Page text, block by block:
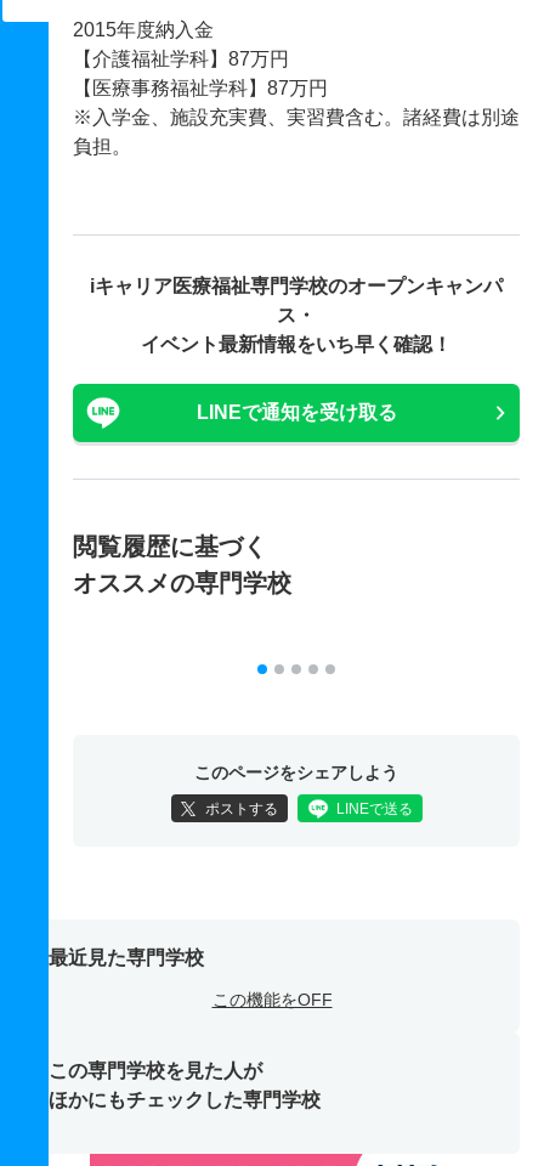
2015年度納入金
【介護福祉学科】87万円
【医療事務福祉学科】87万円
※入学金、施設充実費、実習費含む。諸経費は別途
負担。
iキャリア医療福祉専門学校のオープンキャンパ
ス・
イベント最新情報をいち早く確認！
LINEで通知を受け取る
閲覧履歴に基づく
オススメの専門学校
このページをシェアしよう
ポストする LINEで送る
最近見た専門学校
この機能をOFF
この専門学校を見た人が
ほかにもチェックした専門学校